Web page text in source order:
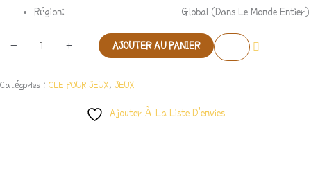
Région: Global (Dans Le Monde Entier)
- + AJOUTER AU PANIER
Catégories : CLE POUR JEUX, JEUX
Ajouter À La Liste D’envies